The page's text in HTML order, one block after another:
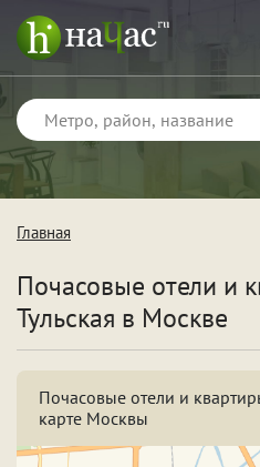
Тип
Квартиры
Главная
Почасовые отели и
Тульская в Москве
Почасовые отели и
карте Москвы